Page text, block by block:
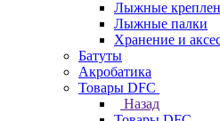
Лыжные
Лыжные палки
Хранение и
Батуты
Акробатика
Товары DFC
Назад